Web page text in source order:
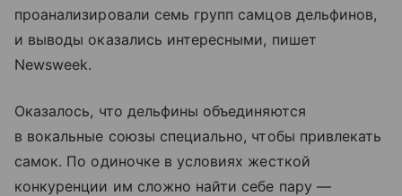
проанализировали семь групп самцов дельфинов,
и выводы оказались интересными, пишет
Newsweek.
Оказалось, что дельфины объединяются
в вокальные союзы специально, чтобы привлекать
самок. По одиночке в условиях жесткой
конкуренции им сложно найти себе пару —